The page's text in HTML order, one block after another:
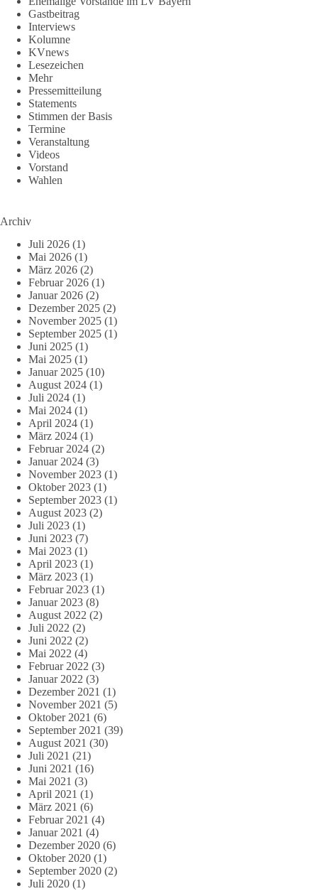
Gastbeitrag
Interviews
Kolumne
KVnews
Lesezeichen
Mehr
Pressemitteilung
Statements
Stimmen der Basis
Termine
Veranstaltung
Videos
Vorstand
Wahlen
Archiv
Juli 2026 (1)
Mai 2026 (1)
März 2026 (2)
Februar 2026 (1)
Januar 2026 (2)
Dezember 2025 (2)
November 2025 (1)
September 2025 (1)
Juni 2025 (1)
Mai 2025 (1)
Januar 2025 (10)
August 2024 (1)
Juli 2024 (1)
Mai 2024 (1)
April 2024 (1)
März 2024 (1)
Februar 2024 (2)
Januar 2024 (3)
November 2023 (1)
Oktober 2023 (1)
September 2023 (1)
August 2023 (2)
Juli 2023 (1)
Juni 2023 (7)
Mai 2023 (1)
April 2023 (1)
März 2023 (1)
Februar 2023 (1)
Januar 2023 (8)
August 2022 (2)
Juli 2022 (2)
Juni 2022 (2)
Mai 2022 (4)
Februar 2022 (3)
Januar 2022 (3)
Dezember 2021 (1)
November 2021 (5)
Oktober 2021 (6)
September 2021 (39)
August 2021 (30)
Juli 2021 (21)
Juni 2021 (16)
Mai 2021 (3)
April 2021 (1)
März 2021 (6)
Februar 2021 (4)
Januar 2021 (4)
Dezember 2020 (6)
Oktober 2020 (1)
September 2020 (2)
Juli 2020 (1)